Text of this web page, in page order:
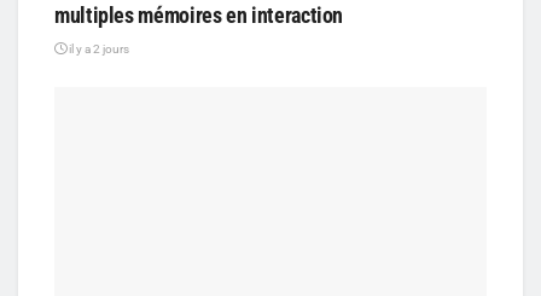
multiples mémoires en interaction
il y a 2 jours